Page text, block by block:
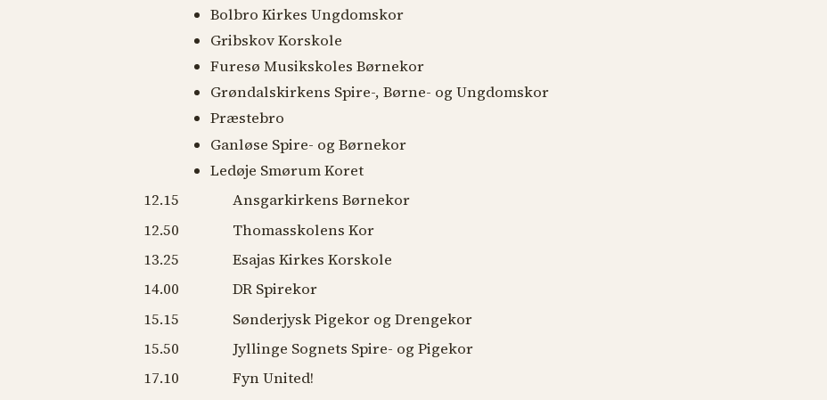
Bolbro Kirkes Ungdomskor
Gribskov Korskole
Furesø Musikskoles Børnekor
Grøndalskirkens Spire-, Børne- og Ungdomskor
Præstebro
Ganløse Spire- og Børnekor
Ledøje Smørum Koret
12.15 Ansgarkirkens Børnekor
12.50 Thomasskolens Kor
13.25 Esajas Kirkes Korskole
14.00 DR Spirekor
15.15 Sønderjysk Pigekor og Drengekor
15.50 Jyllinge Sognets Spire- og Pigekor
17.10 Fyn United!